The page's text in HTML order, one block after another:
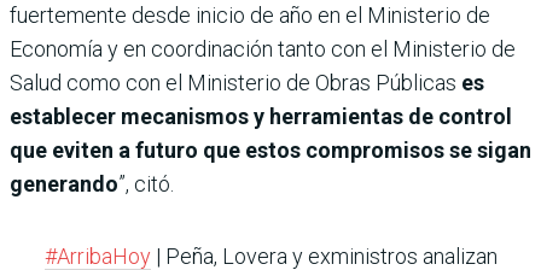
fuertemente desde inicio de año en el Ministerio de
Economía y en coordinación tanto con el Ministerio de
Salud como con el Ministerio de Obras Públicas es
establecer mecanismos y herramientas de control
que eviten a futuro que estos compromisos se sigan
generando”, citó.
#ArribaHoy| Peña, Lovera y exministros analizan